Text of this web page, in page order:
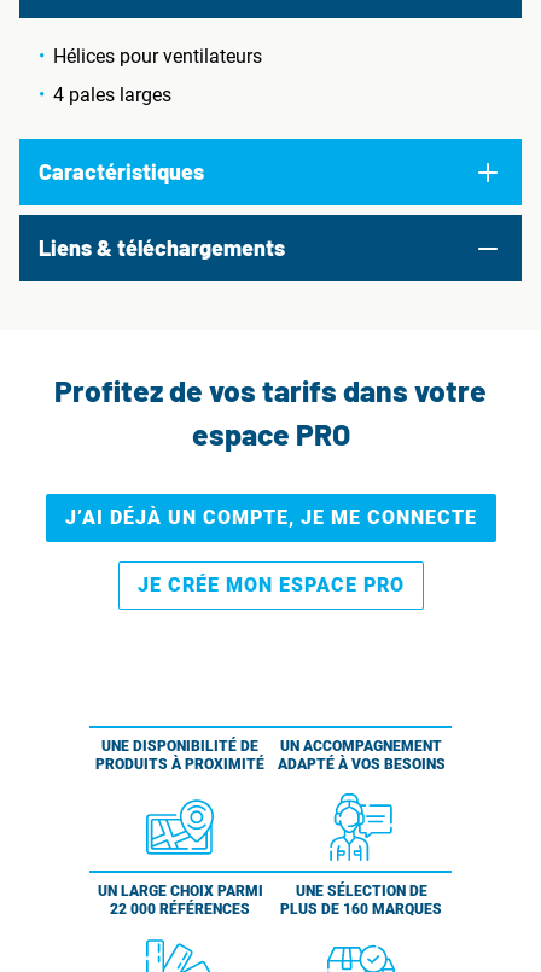
Hélices pour ventilateurs
4 pales larges
Caractéristiques
Liens & téléchargements
Profitez de vos tarifs dans votre
espace PRO
J’AI DÉJÀ UN COMPTE, JE ME CONNECTE
JE CRÉE MON ESPACE PRO
UNE DISPONIBILITÉ DE
PRODUITS À PROXIMITÉ
UN ACCOMPAGNEMENT
ADAPTÉ À VOS BESOINS
UN LARGE CHOIX PARMI
22 000 RÉFÉRENCES
UNE SÉLECTION DE
PLUS DE 160 MARQUES